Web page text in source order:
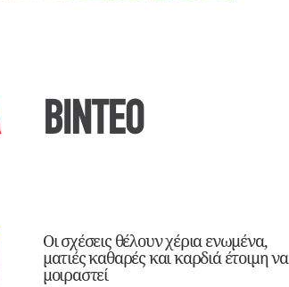
ΒΙΝΤΕΟ
Οι σχέσεις θέλουν χέρια ενωμένα,
ματιές καθαρές και καρδιά έτοιμη να
μοιραστεί